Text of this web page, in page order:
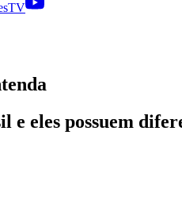
e eles possuem